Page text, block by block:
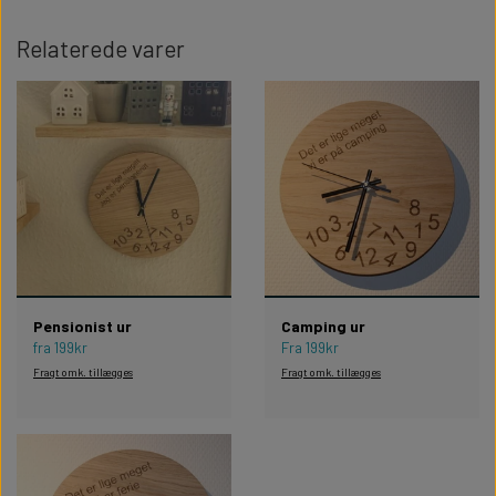
Relaterede varer
Pensionist ur
fra 199kr
Fragt omk. tillægges
Camping ur
Fra 199kr
Fragt omk. tillægges